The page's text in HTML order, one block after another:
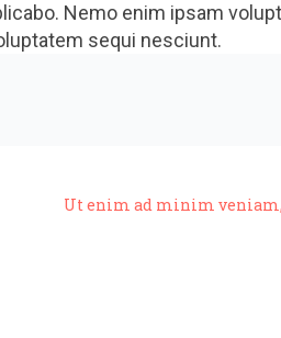
Nemo enim ipsam
sequi nesciunt.
Ut enim ad minim